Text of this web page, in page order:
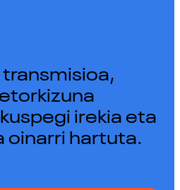
transmisioa,
irekia eta
oinarri hartuta.